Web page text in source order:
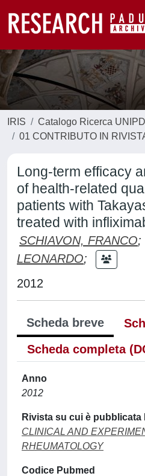
IRIS
Catalogo Ricerca UNIPD
01 CONTRIBUTO IN
Long-term efficacy
of health-related
patients with
treated with
SCHIAVON, FRANCO;
LEONARDO;
2012
Scheda breve
Scheda completa
Anno
2012
Rivista su cui è pubblicata
CLINICAL AND
RHEUMATOLOGY
Codice Pubmed